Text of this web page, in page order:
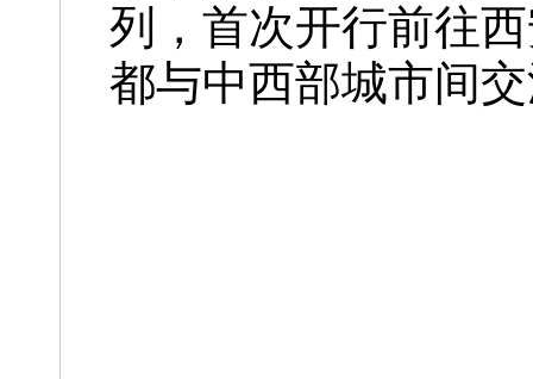
列，首次开行前往
都与中西部城市间